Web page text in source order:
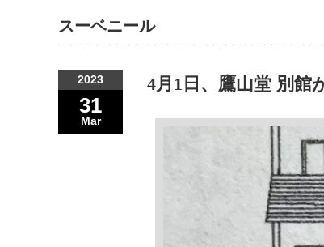
スーベニール
2023
31
Mar
4月1日、鷹山堂 別館